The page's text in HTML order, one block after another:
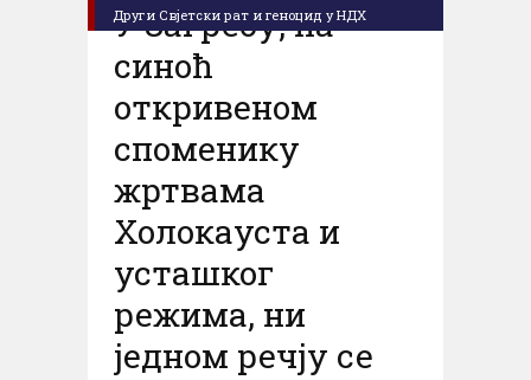
Други Свјетски рат и геноцид у НДХ
У Загребу, на
синоћ
откривеном
споменику
жртвама
Холокауста и
усташког
режима, ни
једном речју се